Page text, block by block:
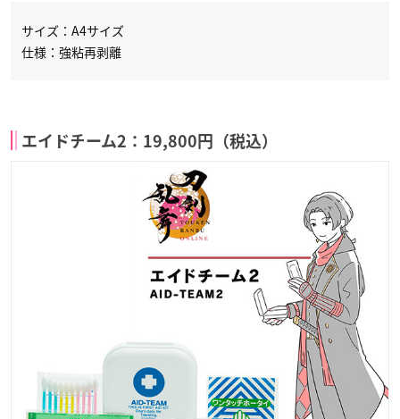
サイズ：A4サイズ
仕様：強粘再剥離
エイドチーム2：19,800円（税込）